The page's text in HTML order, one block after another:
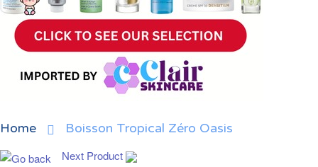
Home Boisson Tropical Zéro Oasis
Next Product